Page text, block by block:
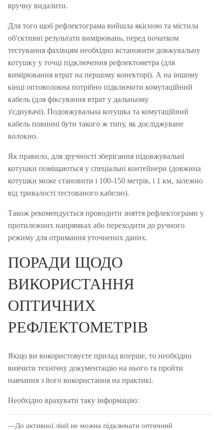
вручну видалити.
Для того щоб рефлектограма вийшла якісною та містила
об'єктивні результати вимірювань, перед початком
тестування фахівцям необхідно встановити довжувальну
котушку у точці підключення рефлектометра (для
вимірювання втрат на першому конекторі). А на іншому
кінці оптоволокна потрібно підключити комутаційний
кабель (для фіксування втрат у дальньому
з'єднувачі). Подовжувальна котушка та комутаційний
кабель повинні бути такого ж типу, як досліджуване
волокно.
Як правило, для зручності зберігання підовжувальні
котушки поміщаються у спеціальні контейнери (довжина
котушки може становити і 100-150 метрів, і 1 км, залежно
від тривалості тестованого кабелю).
Також рекомендується проводити зняття рефлектограми у
протилежних напрямках або переходити до ручного
режиму для отримання уточнених даних.
ПОРАДИ ЩОДО
ВИКОРИСТАННЯ
ОПТИЧНИХ
РЕФЛЕКТОМЕТРІВ
Якщо ви використовуєте прилад вперше, то необхідно
вивчити технічну документацію на нього та пройти
навчання з його використання на практикі.
Необхідно врахувати таку інформацію:
До активної лінії не можна підключати оптичний